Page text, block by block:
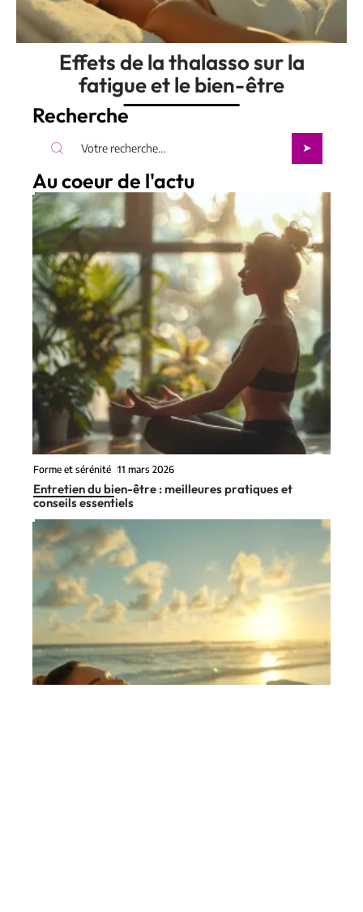
Effets de la thalasso sur la
fatigue et le bien-être
Recherche
Au coeur de l'actu
Forme et sérénité 11 mars 2026
Entretien du bien-être : meilleures pratiques et
conseils essentiels